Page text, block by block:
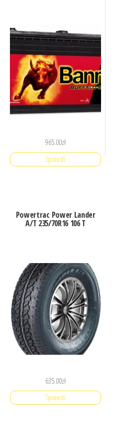
965.00zł
Sprawdź
Powertrac Power Lander
A/T 235/70R16 106 T
635.00zł
Sprawdź